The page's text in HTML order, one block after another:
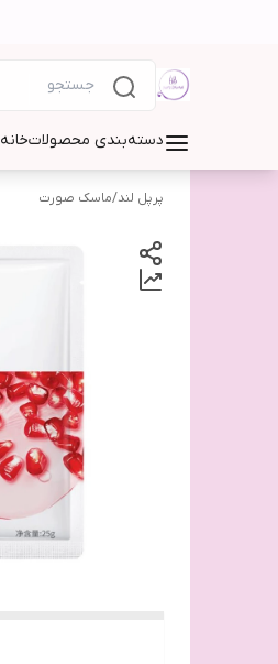
دسته‌بندی محصولاتخانه
پرپل لند/ماسک صورت